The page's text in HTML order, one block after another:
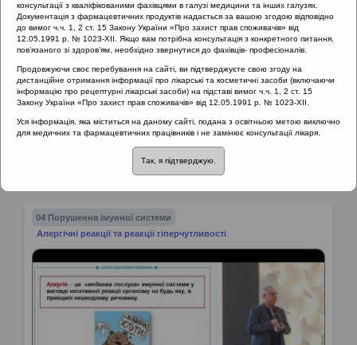
Головна
Матеріали за МКХ-11
04 Порушення імунної системи
Алергічні реакції та реакції гіперчутливості
Матеріали за МКХ-11:: 04 Порушення імунної
системи ::Алергічні реакції та реакції
гіперчутливості
Алергічні реакції та реакції гіперчутливості
04 Порушення імунної системи
Алергічні реакції та реакції гіперчутливості
консультації з кваліфікованими фахівцями в галузі медицини та інших галузях.
Документація з фармацевтичних продуктів надається за вашою згодою відповідно
до вимог ч.ч. 1, 2 ст. 15 Закону України «Про захист прав споживачів» від
12.05.1991 р. № 1023-XII. Якщо вам потрібна консультація з конкретного питання,
пов’язаного зі здоров’ям, необхідно звернутися до фахівців- професіоналів.
Продовжуючи своє перебування на сайті, ви підтверджуєте свою згоду на
дистанційне отримання інформації про лікарські та косметичні засоби (включаючи
інформацію про рецептурні лікарські засоби) на підставі вимог ч.ч. 1, 2 ст. 15
Закону України «Про захист прав споживачів» від 12.05.1991 р. № 1023-XII.
Уся інформація, яка міститься на даному сайті, подана з освітньою метою виключно
для медичних та фармацевтичних працівників і не замінює консультації лікаря.
Так, я підтверджую.